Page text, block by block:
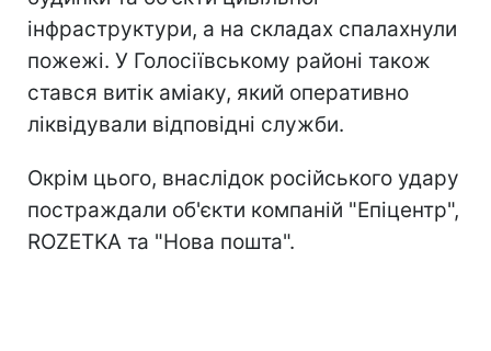
інфраструктури, а на складах спалахнули
пожежі. У Голосіївському районі також
стався витік аміаку, який оперативно
ліквідували відповідні служби.
Окрім цього, внаслідок російського удару
постраждали об'єкти компаній "Епіцентр",
ROZETKA та "Нова пошта".